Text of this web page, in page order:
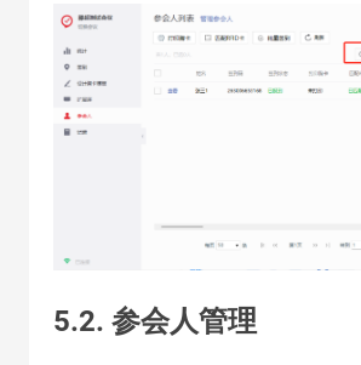
5.2. 参会人管理